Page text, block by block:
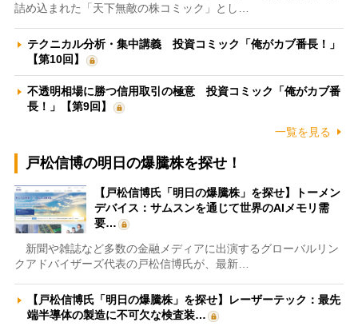
詰め込まれた「天下無敵の株コミック」とし…
テクニカル分析・集中講義 投資コミック「俺がカブ番長！」
【第10回】
不透明相場に勝つ信用取引の極意 投資コミック「俺がカブ番
長！」【第9回】
一覧を見る
戸松信博の明日の爆騰株を探せ！
【戸松信博氏「明日の爆騰株」を探せ】トーメン
デバイス：サムスンを通じて世界のAIメモリ需
要…
新聞や雑誌など多数の金融メディアに出演するグローバルリン
クアドバイザーズ代表の戸松信博氏が、最新…
【戸松信博氏「明日の爆騰株」を探せ】レーザーテック：最先
端半導体の製造に不可欠な検査装…